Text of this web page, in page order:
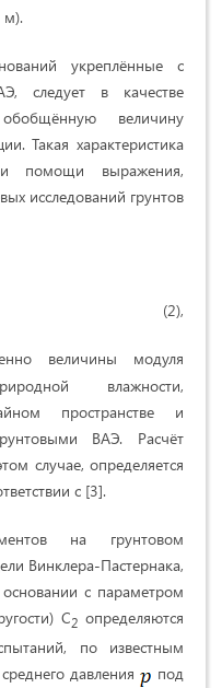
м).
укреплённые с
следует в качестве
величину
Такая характеристика
помощи выражения,
исследований грунтов
(2),
величины модуля
влажности,
пространстве и
ВАЭ. Расчёт
случае, определяется
с [3].
на грунтовом
Винклера-Пастернака,
с параметром
С2определяются
по известным
давления
под